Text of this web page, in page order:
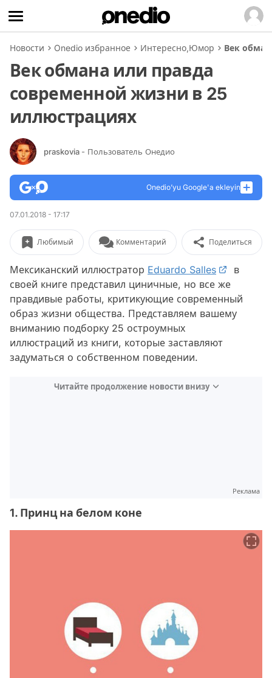
Новости Onedio избранное Интересно,Юмор Век
Век обмана или правда
современной жизни в 25
иллюстрациях
praskovia - Пользователь Онедио
Onedio’yu Google'a ekleyin
07.01.2018 - 17:17
Любимый Комментарий Поделиться
Мексиканский иллюстратор Eduardo Salles
в
своей книге представил циничные, но все же
правдивые работы, критикующие современный
образ жизни общества. Представляем вашему
вниманию подборку 25 остроумных
иллюстраций из книги, которые заставляют
задуматься о собственном поведении.
Читайте продолжение новости внизу
Реклама
1. Принц на белом коне